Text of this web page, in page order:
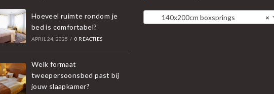
Hoeveel ruimte rondom je
bed is comfortabel?
APRIL 24, 2025 / 0 REACTIES
Welk formaat
tweepersoonsbed past bij
jouw slaapkamer?
×
140x200cm boxsprings